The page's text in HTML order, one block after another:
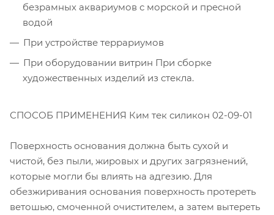
безрамных аквариумов с морской и пресной
водой
При устройстве террариумов
При оборудовании витрин При сборке
художественных изделий из стекла.
СПОСОБ ПРИМЕНЕНИЯ Ким тек силикон 02-09-01
Поверхность основания должна быть сухой и
чистой, без пыли, жировых и других загрязнений,
которые могли бы влиять на адгезию. Для
обезжиривания основания поверхность протереть
ветошью, смоченной очистителем, а затем вытереть